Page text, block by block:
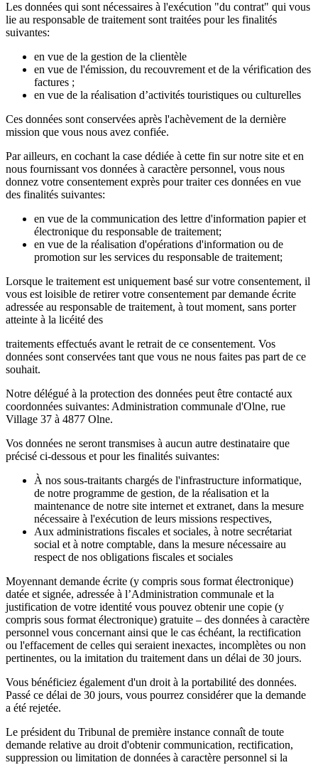
Les données qui sont nécessaires à l'exécution "du contrat" qui vous
lie au responsable de traitement sont traitées pour les finalités
suivantes:
en vue de la gestion de la clientèle
en vue de l'émission, du recouvrement et de la vérification des
factures ;
en vue de la réalisation d’activités touristiques ou culturelles
Ces données sont conservées après l'achèvement de la dernière
mission que vous nous avez confiée.
Par ailleurs, en cochant la case dédiée à cette fin sur notre site et en
nous fournissant vos données à caractère personnel, vous nous
donnez votre consentement exprès pour traiter ces données en vue
des finalités suivantes:
en vue de la communication des lettre d'information papier et
électronique du responsable de traitement;
en vue de la réalisation d'opérations d'information ou de
promotion sur les services du responsable de traitement;
Lorsque le traitement est uniquement basé sur votre consentement, il
vous est loisible de retirer votre consentement par demande écrite
adressée au responsable de traitement, à tout moment, sans porter
atteinte à la licéité des
traitements effectués avant le retrait de ce consentement. Vos
données sont conservées tant que vous ne nous faites pas part de ce
souhait.
Notre délégué à la protection des données peut être contacté aux
coordonnées suivantes: Administration communale d'Olne, rue
Village 37 à 4877 Olne.
Vos données ne seront transmises à aucun autre destinataire que
précisé ci-dessous et pour les finalités suivantes:
À nos sous-traitants chargés de l'infrastructure informatique,
de notre programme de gestion, de la réalisation et la
maintenance de notre site internet et extranet, dans la mesure
nécessaire à l'exécution de leurs missions respectives,
Aux administrations fiscales et sociales, à notre secrétariat
social et à notre comptable, dans la mesure nécessaire au
respect de nos obligations fiscales et sociales
Moyennant demande écrite (y compris sous format électronique)
datée et signée, adressée à l’Administration communale et la
justification de votre identité vous pouvez obtenir une copie (y
compris sous format électronique) gratuite – des données à caractère
personnel vous concernant ainsi que le cas échéant, la rectification
ou l'effacement de celles qui seraient inexactes, incomplètes ou non
pertinentes, ou la imitation du traitement dans un délai de 30 jours.
Vous bénéficiez également d'un droit à la portabilité des données.
Passé ce délai de 30 jours, vous pourrez considérer que la demande
a été rejetée.
Le président du Tribunal de première instance connaît de toute
demande relative au droit d'obtenir communication, rectification,
suppression ou limitation de données à caractère personnel si la